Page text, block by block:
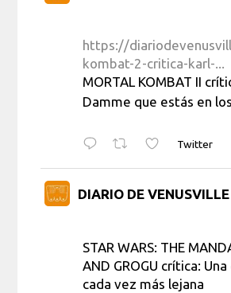
https://
kombat-2-critica-karl-...
MORTAL KOMBAT II
Damme que estás en
Twitter
DIARIO DE VENUSVILLE
STAR WARS: THE
AND GROGU crítica:
cada vez más lejana